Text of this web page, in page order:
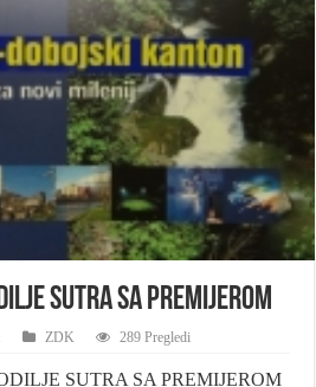
SUTRA SA PREMIJEROM
ZDK 289 Pregledi